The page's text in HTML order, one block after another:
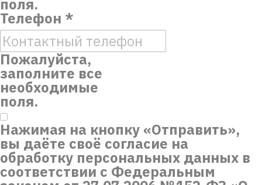
поля.
Телефон *
Пожалуйста,
заполните все
необходимые
поля.
Нажимая на кнопку «Отправить»,
вы даёте своё согласие на
обработку персональных данных в
соответствии с Федеральным